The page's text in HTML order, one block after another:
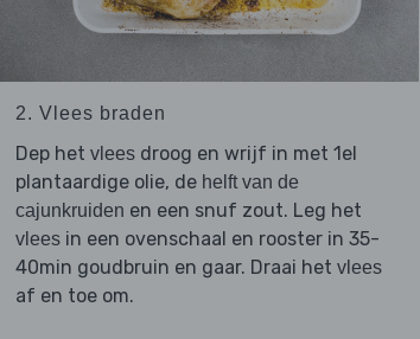
2. Vlees braden
Dep het vleesdroog en wrijf in met 1el
plantaardige olie, de helft van de
cajunkruiden en een snuf zout. Leg het
vleesin een ovenschaal en rooster in 35-
40min goudbruin en gaar. Draai het vlees
af en toe om.